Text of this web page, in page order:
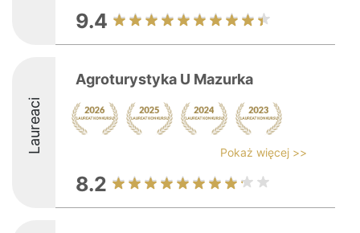
9.4
Laureaci
Agroturystyka U Mazurka
Pokaż więcej >>
8.2